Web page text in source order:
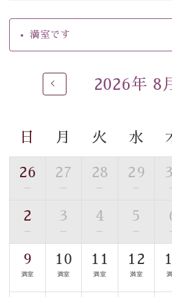
・環境に配慮したアメニティをご
・館内フリーWi-Fi
・駐車場完備
・チェックイン15時、チェックアウ
・夕食は地産地消の創作和会席 美
いう昔の暦による料理表現）
・朝食はこだわりの味噌汁をはじ
自家源泉「美翠源泉」は酸化の進
の効果が高い、極めて希有な源泉
るご入浴をお愉しみください。
■お座敷風呂（大浴場）
温泉の成分に合わせ、防菌防カビ
用。 足元が柔らかく、そして滑り
満室です
2026年 8
日 月 火 水
26
—
27
—
28
—
29
—
2
—
3
—
4
—
5
—
9
満室
10
満室
11
満室
12
満室